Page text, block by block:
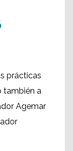
prácticas
también a
Agemar